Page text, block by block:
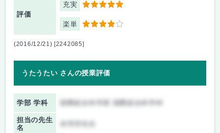
評価
充実 5
楽単 4
(2016/12/21) [2242085]
うたうたい さんの授業評価
学部 学科 国際総合科学部 国際総合科学科
担当の先生
名